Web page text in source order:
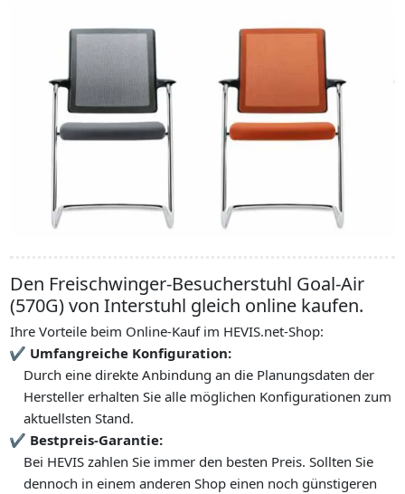
Den Freischwinger-Besucherstuhl Goal-Air
(570G) von Interstuhl gleich online kaufen.
Ihre Vorteile beim Online-Kauf im HEVIS.net-Shop:
Umfangreiche Konfiguration:
Durch eine direkte Anbindung an die Planungsdaten der
Hersteller erhalten Sie alle möglichen Konfigurationen zum
aktuellsten Stand.
Bestpreis-Garantie:
Bei HEVIS zahlen Sie immer den besten Preis. Sollten Sie
dennoch in einem anderen Shop einen noch günstigeren